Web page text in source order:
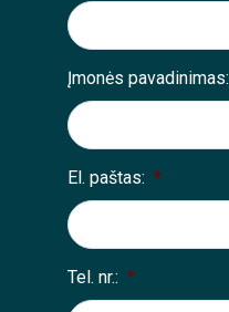
Įmonės pavadinimas:
El. paštas: *
Tel. nr.: *